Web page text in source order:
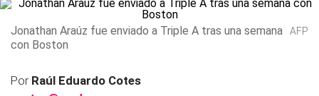
Jonathan Araúz fue enviado a Triple A tras una semana
con Boston
AFP
Por Raúl Eduardo Cotes